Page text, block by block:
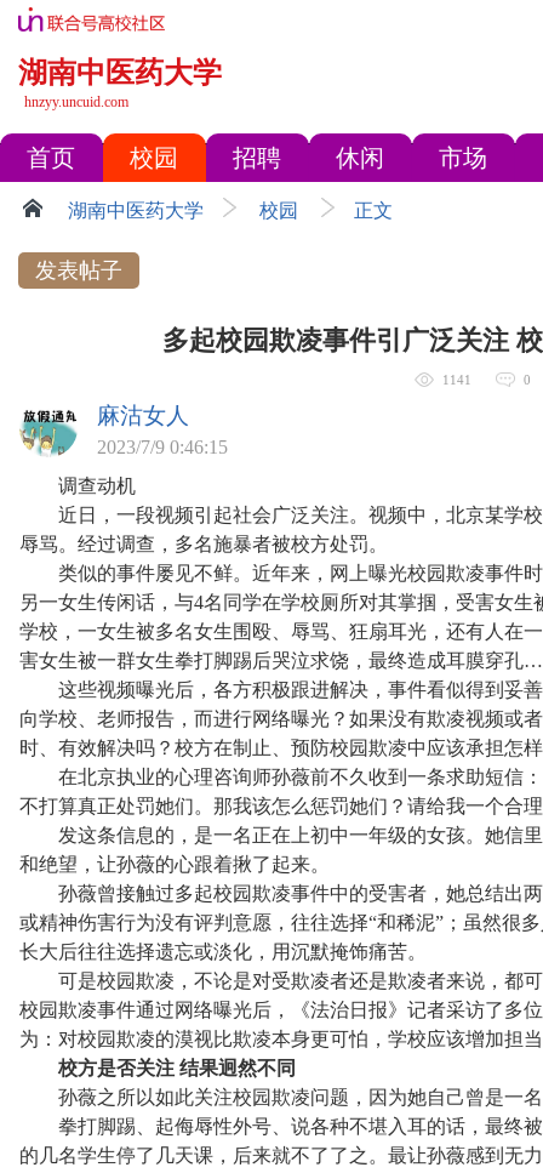
湖南中医药大学
hnzyy.uncuid.com
首页 校园 招聘 休闲 市场
湖南中医药大学 校园 正文
发表帖子
多起校园欺凌事件引广泛关注
1141 0
麻沽女人
2023/7/9 0:46:15
调查动机
近日，一段视频引起社会广泛关注。视频中，北京某学
辱骂。经过调查，多名施暴者被校方处罚。
类似的事件屡见不鲜。近年来，网上曝光校园欺凌事件
另一女生传闲话，与4名同学在学校厕所对其掌掴，受害女
学校，一女生被多名女生围殴、辱骂、狂扇耳光，还有人在
害女生被一群女生拳打脚踢后哭泣求饶，最终造成耳膜穿
这些视频曝光后，各方积极跟进解决，事件看似得到妥
向学校、老师报告，而进行网络曝光？如果没有欺凌视频或
时、有效解决吗？校方在制止、预防校园欺凌中应该承担怎
在北京执业的心理咨询师孙薇前不久收到一条求助短信：
不打算真正处罚她们。那我该怎么惩罚她们？请给我一个合
发这条信息的，是一名正在上初中一年级的女孩。她信里
和绝望，让孙薇的心跟着揪了起来。
孙薇曾接触过多起校园欺凌事件中的受害者，她总结出
或精神伤害行为没有评判意愿，往往选择“和稀泥”；虽然很
长大后往往选择遗忘或淡化，用沉默掩饰痛苦。
可是校园欺凌，不论是对受欺凌者还是欺凌者来说，都
校园欺凌事件通过网络曝光后，《法治日报》记者采访了多
为：对校园欺凌的漠视比欺凌本身更可怕，学校应该增加担
校方是否关注 结果迥然不同
孙薇之所以如此关注校园欺凌问题，因为她自己曾是一
拳打脚踢、起侮辱性外号、说各种不堪入耳的话，最终被
的几名学生停了几天课，后来就不了了之。最让孙薇感到无